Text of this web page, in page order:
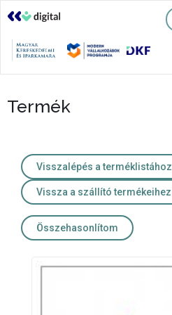
Termék
Visszalépés a terméklistához
Vissza a szállító termékeihez
Összehasonlítom